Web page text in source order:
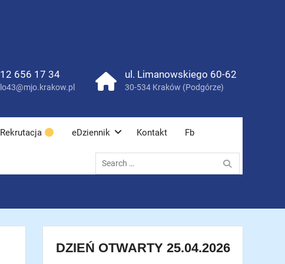
12 656 17 34
lo43@mjo.krakow.pl
ul. Limanowskiego 60-62
30-534 Kraków (Podgórze)
Rekrutacja eDziennik Kontakt Fb
Search
for:
DZIEŃ OTWARTY 25.04.2026